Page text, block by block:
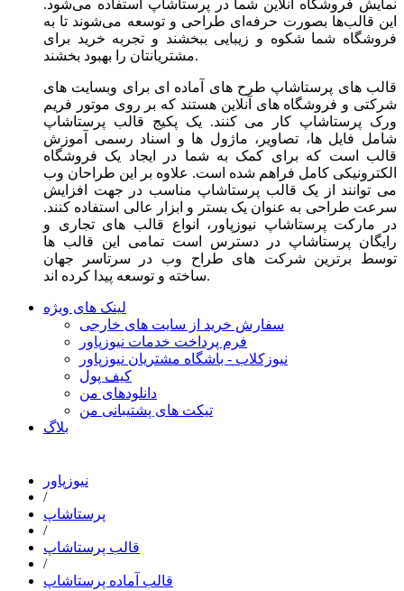
نمایش فروشگاه آنلاین شما در پرستاشاپ استفاده می‌شود.
این قالب‌ها بصورت حرفه‌ای طراحی و توسعه می‌شوند تا به
فروشگاه شما شکوه و زیبایی ببخشند و تجربه خرید برای
مشتریانتان را بهبود بخشند.
قالب های پرستاشاپ طرح های آماده ای برای وبسایت های
شرکتی و فروشگاه های آنلاین هستند که بر روی موتور فریم
ورک پرستاشاپ کار می کنند. یک پکیج قالب پرستاشاپ
شامل فایل ها، تصاویر، ماژول ها و اسناد رسمی آموزش
قالب است که برای کمک به شما در ایجاد یک فروشگاه
الکترونیکی کامل فراهم شده است. علاوه بر این طراحان وب
می توانند از یک قالب پرستاشاپ مناسب در جهت افزایش
سرعت طراحی به عنوان یک بستر و ابزار عالی استفاده کنند.
در مارکت پرستاشاپ نیوزپاور، انواع قالب های تجاری و
رایگان پرستاشاپ در دسترس است تمامی این قالب ها
توسط برترین شرکت های طراح وب در سرتاسر جهان
ساخته و توسعه پیدا کرده اند.
لینک های ویژه
سفارش خرید از سایت های خارجی
فرم پرداخت خدمات نیوزپاور
نیوزکلاب - باشگاه مشتریان نیوزپاور
کیف پول
دانلودهای من
تیکت های پشتیبانی من
بلاگ
نیوزپاور
/
پرستاشاپ
/
قالب پرستاشاپ
/
قالب آماده پرستاشاپ